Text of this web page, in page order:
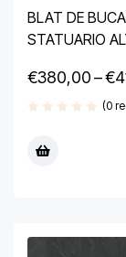
BLAT DE
STATUARIO
€380,00–€
(0